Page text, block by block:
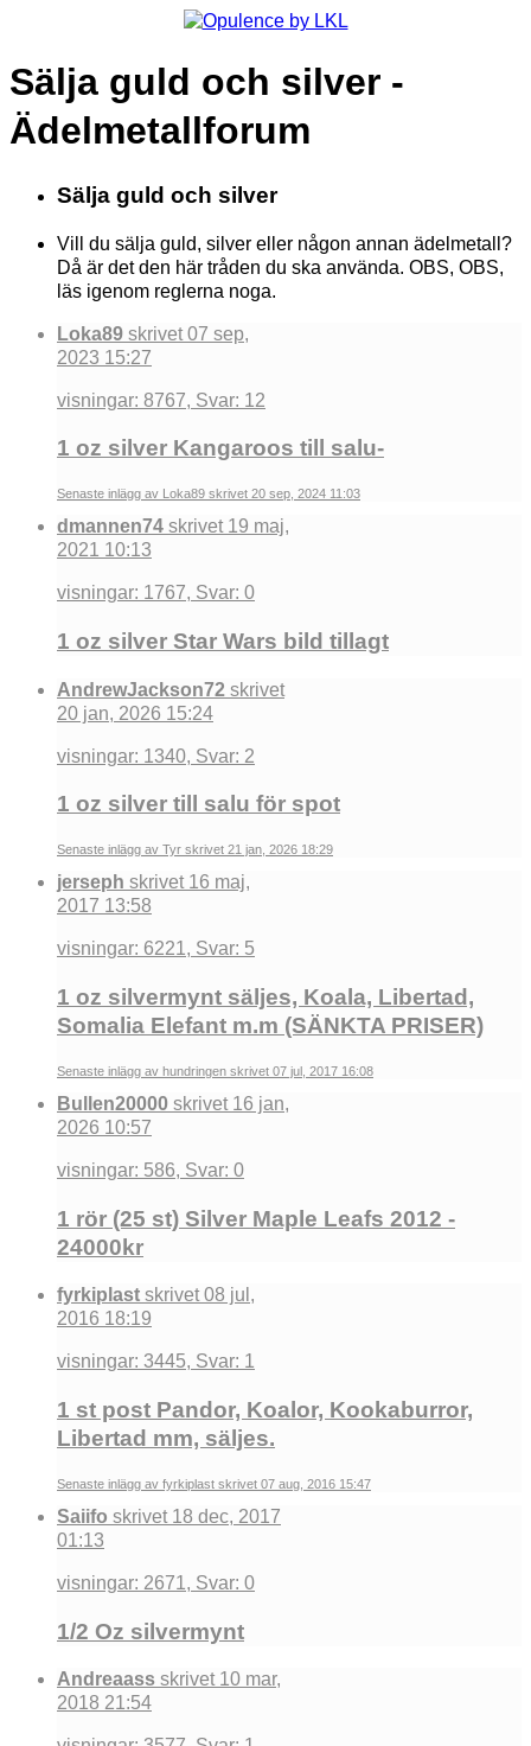
Sälja guld och silver -
Ädelmetallforum
Sälja guld och silver
Vill du sälja guld, silver eller någon annan ädelmetall?
Då är det den här tråden du ska använda. OBS, OBS,
läs igenom reglerna noga.
Loka89 skrivet 07 sep,
2023 15:27
visningar: 8767, Svar: 12
1 oz silver Kangaroos till salu-
Senaste inlägg av Loka89 skrivet 20 sep, 2024 11:03
dmannen74 skrivet 19 maj,
2021 10:13
visningar: 1767, Svar: 0
1 oz silver Star Wars bild tillagt
AndrewJackson72 skrivet
20 jan, 2026 15:24
visningar: 1340, Svar: 2
1 oz silver till salu för spot
Senaste inlägg av Tyr skrivet 21 jan, 2026 18:29
jerseph skrivet 16 maj,
2017 13:58
visningar: 6221, Svar: 5
1 oz silvermynt säljes, Koala, Libertad,
Somalia Elefant m.m (SÄNKTA PRISER)
Senaste inlägg av hundringen skrivet 07 jul, 2017 16:08
Bullen20000 skrivet 16 jan,
2026 10:57
visningar: 586, Svar: 0
1 rör (25 st) Silver Maple Leafs 2012 -
24000kr
fyrkiplast skrivet 08 jul,
2016 18:19
visningar: 3445, Svar: 1
1 st post Pandor, Koalor, Kookaburror,
Libertad mm, säljes.
Senaste inlägg av fyrkiplast skrivet 07 aug, 2016 15:47
Saiifo skrivet 18 dec, 2017
01:13
visningar: 2671, Svar: 0
1/2 Oz silvermynt
Andreaass skrivet 10 mar,
2018 21:54